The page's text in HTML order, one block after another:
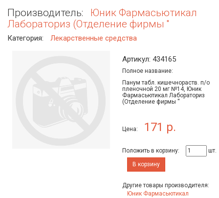
Производитель:
Юник Фармасьютикал
Лабораториз (Отделение фирмы ''
Категория: Лекарственные средства
Артикул: 434165
Полное название:
Панум табл. кишечнораств. п/о
пленочной 20 мг №14, Юник
Фармасьютикал Лабораториз
(Отделение фирмы ''
Цена: 171 р.
Положить в корзину:
шт.
В корзину
Другие товары производителя:
Юник Фармасьютикал